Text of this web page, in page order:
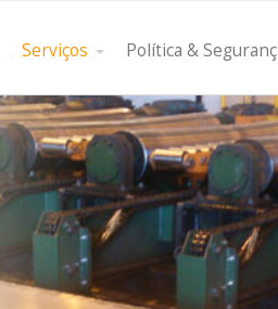
Serviços Política &